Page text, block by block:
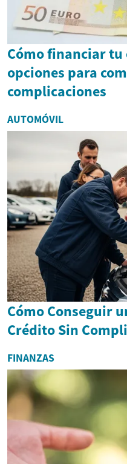
Cómo financiar tu
opciones para
complicaciones
AUTOMÓVIL
Cómo Conseguir
Crédito Sin
FINANZAS